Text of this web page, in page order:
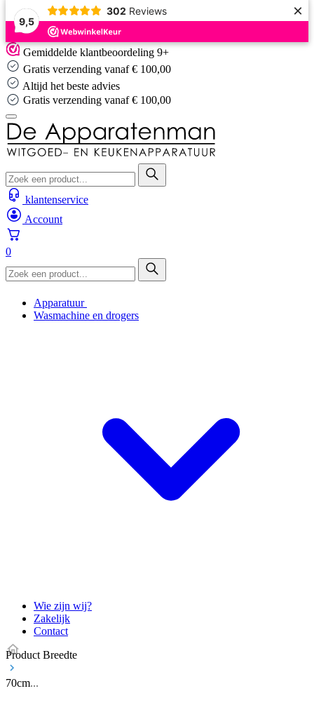
9,5
302 Reviews ×
Skip
to
content
Gemiddelde klantbeoordeling 9+
Gratis verzending vanaf € 100,00
Altijd het beste advies
Altijd het beste advies
klantenservice
Account
0
Apparatuur
Wasmachine en drogers
Wie zijn wij?
Zakelijk
Contact
Product Breedte
70cm